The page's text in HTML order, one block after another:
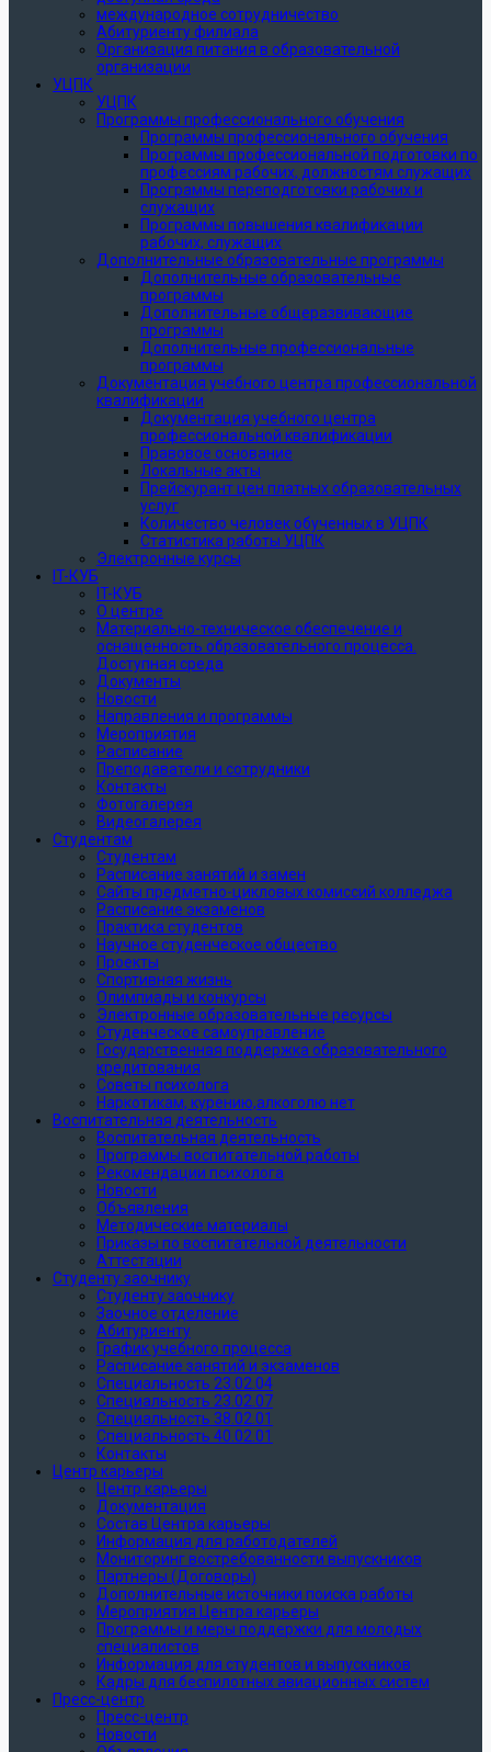
международное сотрудничество
Абитуриенту филиала
Организация питания в образовательной
организации
УЦПК
УЦПК
Программы профессионального обучения
Программы профессионального обучения
Программы профессиональной подготовки по
профессиям рабочих, должностям служащих
Программы переподготовки рабочих и
служащих
Программы повышения квалификации
рабочих, служащих
Дополнительные образовательные программы
Дополнительные образовательные
программы
Дополнительные общеразвивающие
программы
Дополнительные профессиональные
программы
Документация учебного центра профессиональной
квалификации
Документация учебного центра
профессиональной квалификации
Правовое основание
Локальные акты
Прейскурант цен платных образовательных
услуг
Количество человек обученных в УЦПК
Статистика работы УЦПК
Электронные курсы
IT-КУБ
IT-КУБ
О центре
Материально-техническое обеспечение и
оснащенность образовательного процесса.
Доступная среда
Документы
Новости
Направления и программы
Мероприятия
Расписание
Преподаватели и сотрудники
Контакты
Фотогалерея
Видеогалерея
Студентам
Студентам
Расписание занятий и замен
Сайты предметно-цикловых комиссий колледжа
Расписание экзаменов
Практика студентов
Научное студенческое общество
Проекты
Спортивная жизнь
Олимпиады и конкурсы
Электронные образовательные ресурсы
Студенческое самоуправление
Государственная поддержка образовательного
кредитования
Советы психолога
Наркотикам, курению,алкоголю нет
Воспитательная деятельность
Воспитательная деятельность
Программы воспитательной работы
Рекомендации психолога
Новости
Объявления
Методические материалы
Приказы по воспитательной деятельности
Аттестации
Студенту заочнику
Студенту заочнику
Заочное отделение
Абитуриенту
График учебного процесса
Расписание занятий и экзаменов
Специальность 23.02.04
Специальность 23.02.07
Специальность 38.02.01
Специальность 40.02.01
Контакты
Центр карьеры
Центр карьеры
Документация
Состав Центра карьеры
Информация для работодателей
Мониторинг востребованности выпускников
Партнеры (Договоры)
Дополнительные источники поиска работы
Мероприятия Центра карьеры
Программы и меры поддержки для молодых
специалистов
Информация для студентов и выпускников
Кадры для беспилотных авиационных систем
Пресс-центр
Пресс-центр
Новости